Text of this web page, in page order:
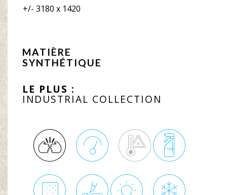
MATIÈRE
SYNTHÉTIQUE
LE PLUS :
INDUSTRIAL COLLECTION
+/- 3180 x 1420